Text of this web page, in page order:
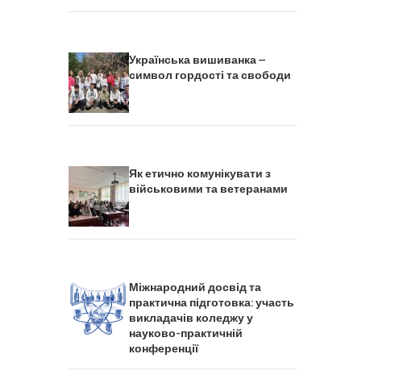
Українська вишиванка –
символ гордості та свободи
Як етично комунікувати з
військовими та ветеранами
Міжнародний досвід та
практична підготовка: участь
викладачів коледжу у
науково-практичній
конференції